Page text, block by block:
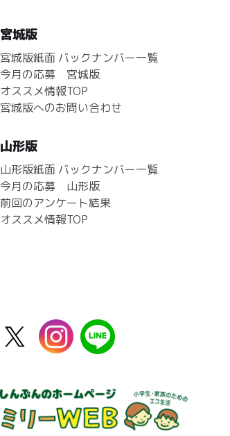
宮城版
宮城版紙面 バックナンバー一覧
今月の応募 宮城版
オススメ情報TOP
宮城版へのお問い合わせ
山形版
山形版紙面 バックナンバー一覧
今月の応募 山形版
前回のアンケート結果
オススメ情報TOP
instagram